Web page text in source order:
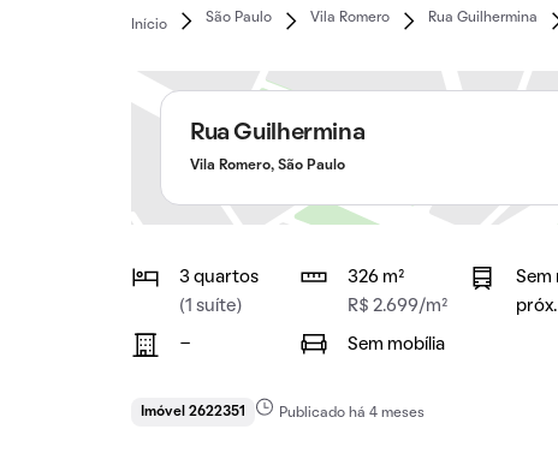
Início
São Paulo Vila Romero Rua Guilhermina
Rua Guilhermina
Vila Romero, São Paulo
3 quartos
(1 suíte)
326 m²
R$ 2.699/m²
Sem
próx.
- Sem mobília
Imóvel 2622351 Publicado há 4 meses